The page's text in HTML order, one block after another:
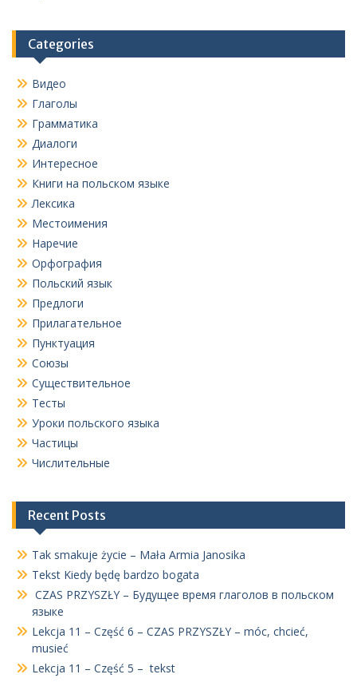
Categories
Видео
Глаголы
Грамматика
Диалоги
Интересное
Книги на польском языке
Лексика
Местоимения
Наречие
Орфография
Польский язык
Предлоги
Прилагательное
Пунктуация
Союзы
Существительное
Тесты
Уроки польского языка
Частицы
Числительные
Recent Posts
Tak smakuje życie – Mała Armia Janosika
Tekst Kiedy będę bardzo bogata
CZAS PRZYSZŁY – Будущее время глаголов в польском
языке
Lekcja 11 – Część 6 – CZAS PRZYSZŁY – móc, chcieć,
musieć
Lekcja 11 – Część 5 – tekst